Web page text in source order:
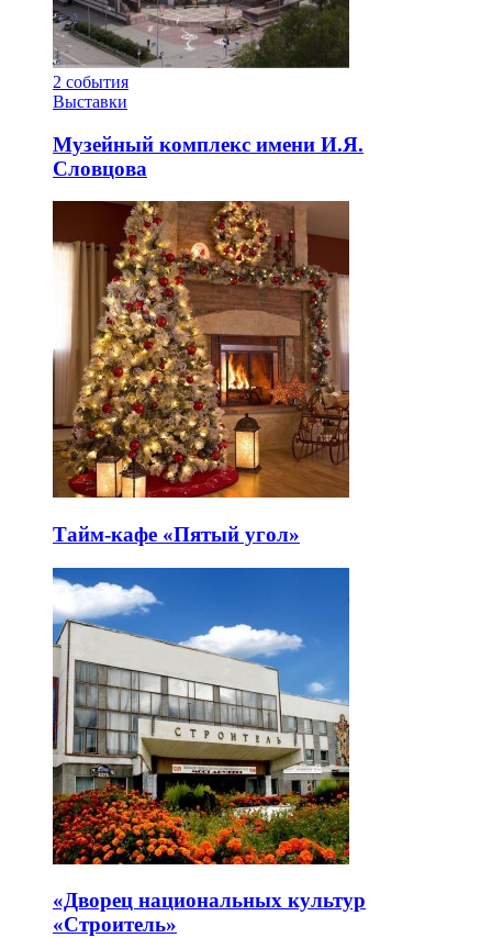
2 события
Выставки
Музейный комплекс имени И.Я.
Словцова
Тайм-кафе «Пятый угол»
«Дворец национальных культур
«Строитель»